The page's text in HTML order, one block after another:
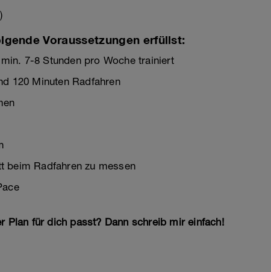
Voraussetzungen erfüllst:
7-8 Stunden pro Woche trainiert
120 Minuten Radfahren
beim Radfahren zu messen
Plan für dich passt? Dann schreib mir einfach!